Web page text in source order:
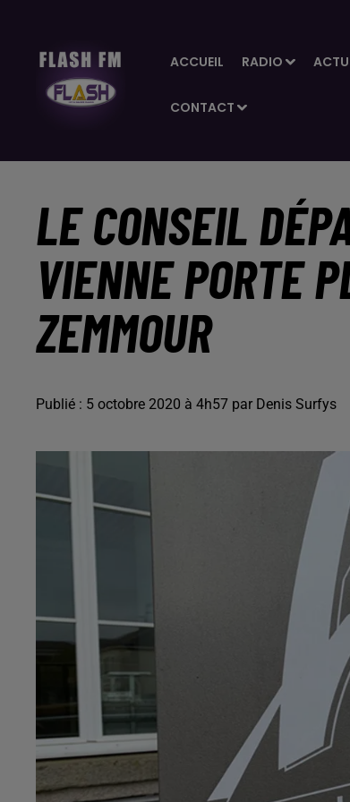
ACCUEIL RADIO
CONTACT
LE CONSEIL
VIENNE PORTE
ZEMMOUR
Publié : 5 octobre 2020 à 4h57 par Denis Surfys